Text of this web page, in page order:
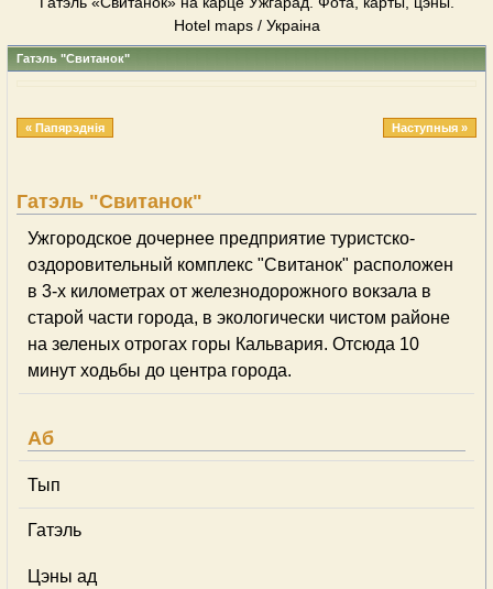
Hotel maps / Украіна
Гатэль "Свитанок"
« Папярэднія Наступныя »
Гатэль "Свитанок"
Ужгородское дочернее предприятие туристско-
оздоровительный комплекс "Свитанок" расположен
в 3-х километрах от железнодорожного вокзала в
старой части города, в экологически чистом районе
на зеленых отрогах горы Кальвария. Отсюда 10
минут ходьбы до центра города.
Аб
Тып
Гатэль
Цэны ад